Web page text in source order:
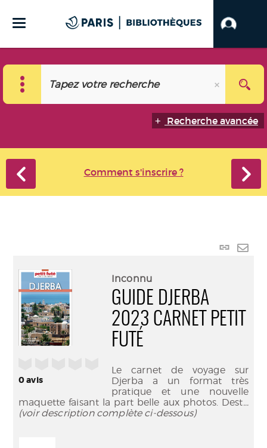
Recherche avancée
Comment s'inscrire ?
Lien
0avis
Inconnu
GUIDE DJERBA
2023 CARNET PETIT
FUTÉ
Le carnet de voyage sur
Djerba a un format très
pratique et une nouvelle
maquette faisant la part belle aux photos. Dest...
(voir description complète ci-dessous)